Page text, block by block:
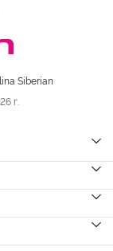
Siberian
г.